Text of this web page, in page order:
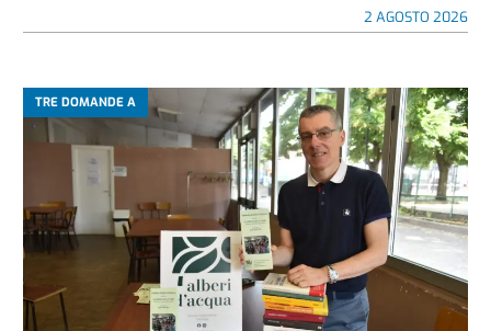
2 AGOSTO 2026
TRE DOMANDE A